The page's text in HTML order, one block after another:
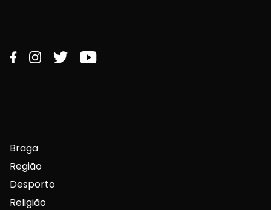
Braga
Região
Desporto
Religião